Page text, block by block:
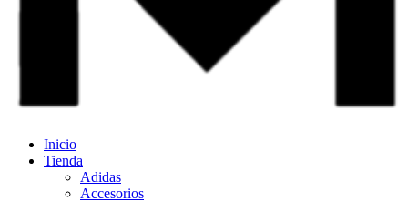
Inicio
Tienda
Adidas
Accesorios